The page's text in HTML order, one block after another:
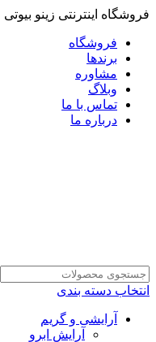
فروشگاه اینترنتی زینو بیوتی
فروشگاه
برندها
مشاوره
وبلاگ
تماس با ما
درباره ما
انتخاب دسته بندی
آرایشی و گریم
آرایش ابرو